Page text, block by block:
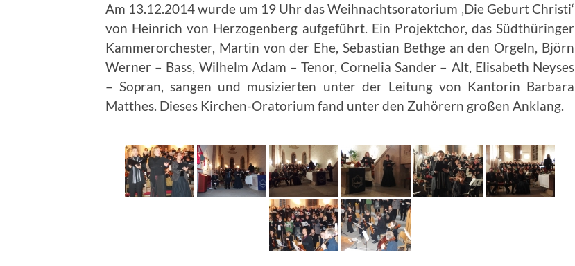
Am 13.12.2014 wurde um 19 Uhr das Weihnachtsoratorium ‚Die Geburt Christi‘
von Heinrich von Herzogenberg aufgeführt. Ein Projektchor, das Südthüringer
Kammerorchester, Martin von der Ehe, Sebastian Bethge an den Orgeln, Björn
Werner – Bass, Wilhelm Adam – Tenor, Cornelia Sander – Alt, Elisabeth Neyses
– Sopran, sangen und musizierten unter der Leitung von Kantorin Barbara
Matthes. Dieses Kirchen-Oratorium fand unter den Zuhörern großen Anklang.